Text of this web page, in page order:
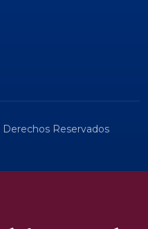
Derechos Reservados